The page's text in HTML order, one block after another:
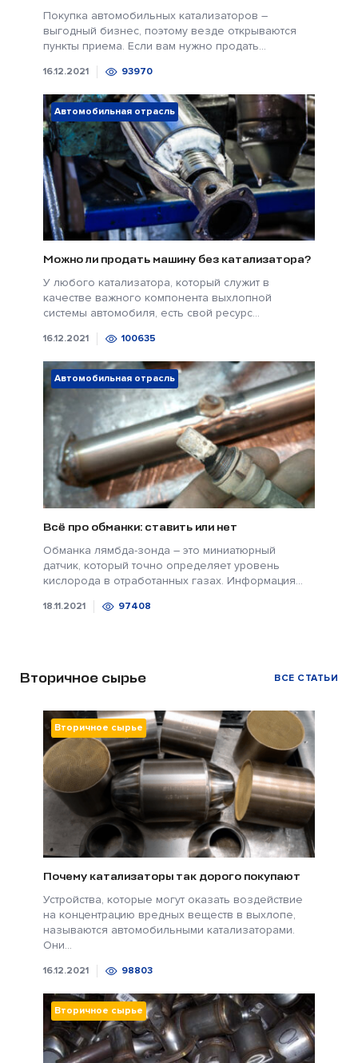
Покупка автомобильных катализаторов –
выгодный бизнес, поэтому везде открываются
пункты приема. Если вам нужно продать...
16.12.2021 93970
Автомобильная отрасль
Можно ли продать машину без катализатора?
У любого катализатора, который служит в
качестве важного компонента выхлопной
системы автомобиля, есть свой ресурс...
16.12.2021 100635
Автомобильная отрасль
Всё про обманки: ставить или нет
Обманка лямбда-зонда – это миниатюрный
датчик, который точно определяет уровень
кислорода в отработанных газах. Информация...
18.11.2021 97408
Вторичное сырье ВСЕ СТАТЬИ
Вторичное сырье
Почему катализаторы так дорого покупают
Устройства, которые могут оказать воздействие
на концентрацию вредных веществ в выхлопе,
называются автомобильными катализаторами.
Они...
16.12.2021 98803
Вторичное сырье